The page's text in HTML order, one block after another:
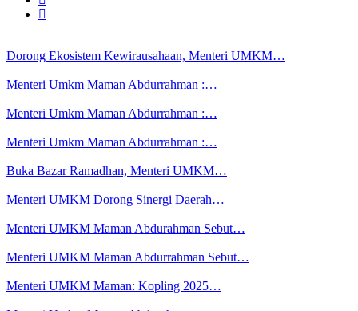
Dorong Ekosistem Kewirausahaan, Menteri UMKM…
Menteri Umkm Maman Abdurrahman :…
Menteri Umkm Maman Abdurrahman :…
Menteri Umkm Maman Abdurrahman :…
Buka Bazar Ramadhan, Menteri UMKM…
Menteri UMKM Dorong Sinergi Daerah…
Menteri UMKM Maman Abdurahman Sebut…
Menteri UMKM Maman Abdurrahman Sebut…
Menteri UMKM Maman: Kopling 2025…